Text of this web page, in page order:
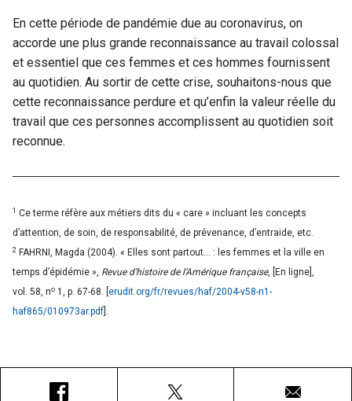
En cette période de pandémie due au coronavirus, on
accorde une plus grande reconnaissance au travail colossal
et essentiel que ces femmes et ces hommes fournissent
au quotidien. Au sortir de cette crise, souhaitons-nous que
cette reconnaissance perdure et qu’enfin la valeur réelle du
travail que ces personnes accomplissent au quotidien soit
reconnue.
1 Ce terme réfère aux métiers dits du « care » incluant les concepts
d’attention, de soin, de responsabilité, de prévenance, d’entraide, etc.
2 FAHRNI, Magda (2004). « Elles sont partout… : les femmes et la ville en
temps d’épidémie », Revue d’histoire de l’Amérique française, [En ligne],
vol. 58, no 1, p. 67-68. [ erudit.org/fr/revues/haf/2004-v58-n1-
haf865/010973ar.pdf ].
Courriel